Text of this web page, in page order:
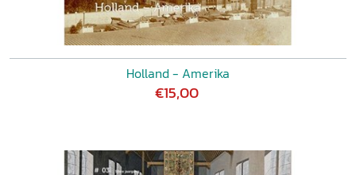
Holland - Amerika
€15,00